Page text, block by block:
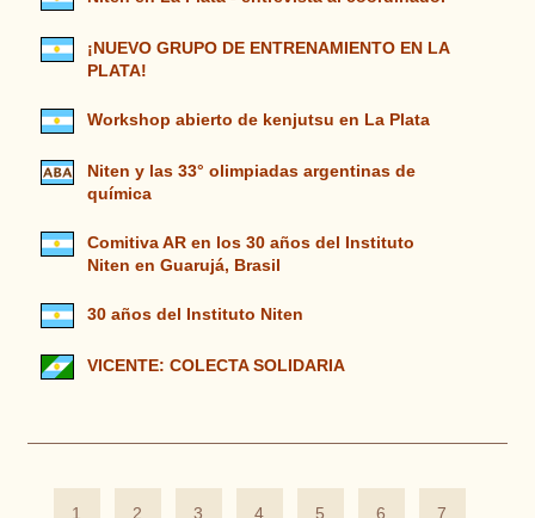
¡NUEVO GRUPO DE ENTRENAMIENTO EN LA
PLATA!
Workshop abierto de kenjutsu en La Plata
Niten y las 33° olimpiadas argentinas de
química
Comitiva AR en los 30 años del Instituto
Niten en Guarujá, Brasil
30 años del Instituto Niten
VICENTE: COLECTA SOLIDARIA
1 2 3 4 5 6 7